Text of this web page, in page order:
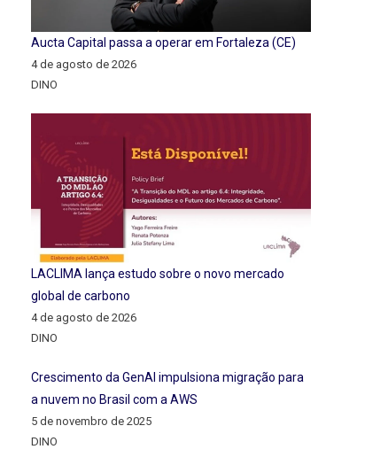
Aucta Capital passa a operar em Fortaleza (CE)
4 de agosto de 2026
DINO
LACLIMA lança estudo sobre o novo mercado
global de carbono
4 de agosto de 2026
DINO
Crescimento da GenAI impulsiona migração para
a nuvem no Brasil com a AWS
5 de novembro de 2025
DINO